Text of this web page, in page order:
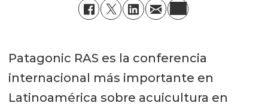
Patagonic RAS es la conferencia
internacional más importante en
Latinoamérica sobre acuicultura en